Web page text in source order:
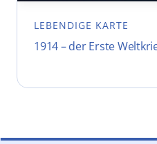
LEBENDIGE KARTE
1914 – der Erste